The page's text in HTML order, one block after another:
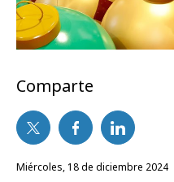
Comparte
miércoles, 18 de diciembre 2024